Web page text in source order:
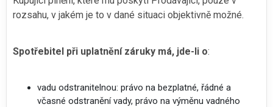
rozsahu, v jakém je to v dané situaci objektivně možné.
Spotřebitel při uplatnění záruky má, jde-li o:
vadu odstranitelnou: právo na bezplatné, řádné a
včasné odstranění vady, právo na výměnu vadného